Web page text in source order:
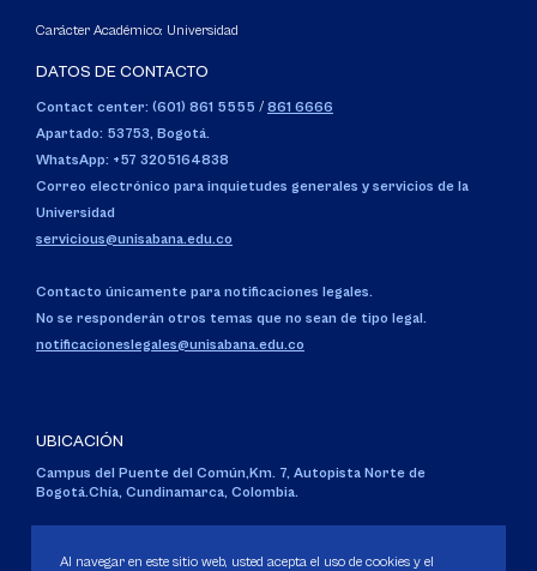
Carácter Académico: Universidad
DATOS DE CONTACTO
Contact center: (601) 861 5555 / 861 6666
Apartado: 53753, Bogotá.
WhatsApp: +57 3205164838
Correo electrónico para inquietudes generales y servicios de la
Universidad
servicious@unisabana.edu.co
Contacto únicamente para notificaciones legales.
No se responderán otros temas que no sean de tipo legal.
notificacioneslegales@unisabana.edu.co
UBICACIÓN
Campus del Puente del Común,Km. 7, Autopista Norte de
Bogotá.Chía, Cundinamarca, Colombia.
Personería Jurídica:Resolución 130 del 14 de enero de 1980.
Al navegar en este sitio web, usted acepta el uso de cookies y el